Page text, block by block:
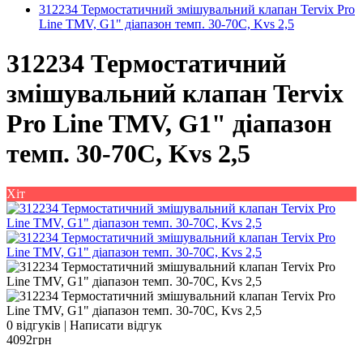
312234 Термостатичний змішувальний клапан Tervix Pro
Line TMV, G1" діапазон темп. 30-70C, Kvs 2,5
312234 Термостатичний
змішувальний клапан Tervix
Pro Line TMV, G1" діапазон
темп. 30-70C, Kvs 2,5
Хіт
0 відгуків | Написати відгук
4092грн